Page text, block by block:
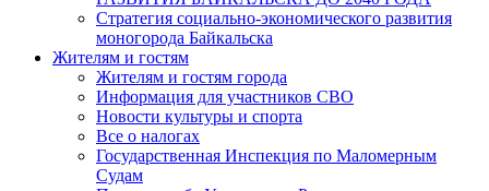
Стратегия социально-экономического развития
моногорода Байкальска
Жителям и гостям
Жителям и гостям города
Информация для участников СВО
Новости культуры и спорта
Все о налогах
Государственная Инспекция по Маломерным
Судам